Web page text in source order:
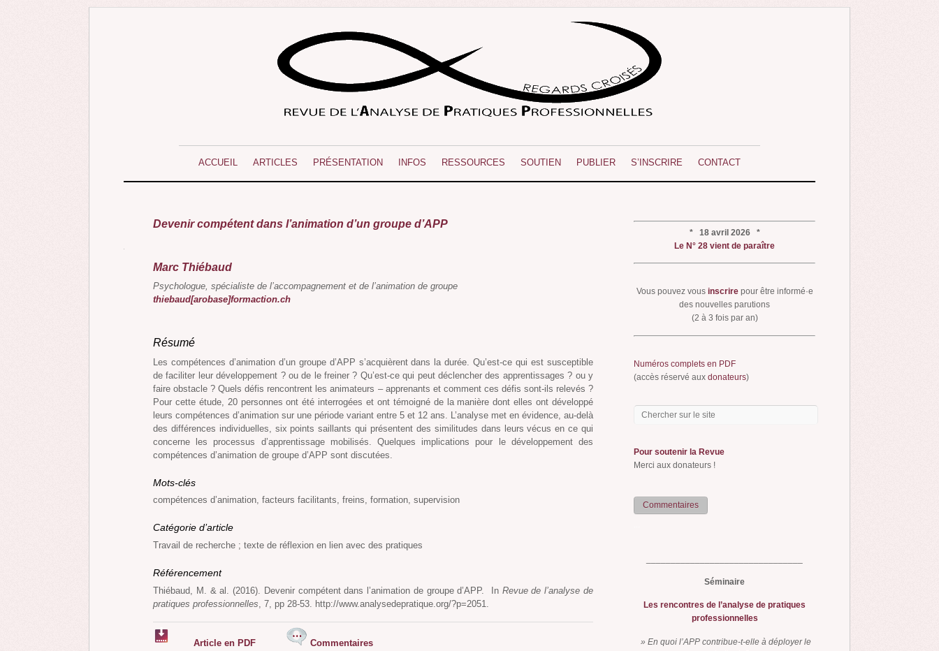
ACCUEIL ARTICLES PRÉSENTATION INFOS RESSOURCES SOUTIEN PUBLIER S’INSCRIRE CONTACT
Devenir compétent dans l’animation d’un groupe d’APP
Marc Thiébaud
Psychologue, spécialiste de l’accompagnement et de l’animation de groupe
thiebaud[arobase]formaction.ch
Résumé
Les compétences d’animation d’un groupe d’APP s’acquièrent dans la durée. Qu’est-ce qui est susceptible
de faciliter leur développement ? ou de le freiner ? Qu’est-ce qui peut déclencher des apprentissages ? ou y
faire obstacle ? Quels défis rencontrent les animateurs – apprenants et comment ces défis sont-ils relevés ?
Pour cette étude, 20 personnes ont été interrogées et ont témoigné de la manière dont elles ont développé
leurs compétences d’animation sur une période variant entre 5 et 12 ans. L’analyse met en évidence, au-delà
des différences individuelles, six points saillants qui présentent des similitudes dans leurs vécus en ce qui
concerne les processus d’apprentissage mobilisés. Quelques implications pour le développement des
compétences d’animation de groupe d’APP sont discutées.
Mots-clés
compétences d’animation, facteurs facilitants, freins, formation, supervision
Catégorie d’article
Travail de recherche ; texte de réflexion en lien avec des pratiques
Référencement
Thiébaud, M. & al. (2016). Devenir compétent dans l’animation de groupe d’APP. In Revue de l’analyse de
pratiques professionnelles , 7, pp 28-53. http://www.analysedepratique.org/?p=2051.
Article en PDF Commentaires
* 18 avril 2026 *
Le N° 28 vient de paraître
Vous pouvez vous inscrire pour être informé·e
des nouvelles parutions
(2 à 3 fois par an)
Numéros complets en PDF
(accès réservé aux donateurs)
Pour soutenir la Revue
Merci aux donateurs !
Commentaires
Séminaire
Les rencontres de l’analyse de pratiques
professionnelles
» En quoi l’APP contribue-t-elle à déployer le